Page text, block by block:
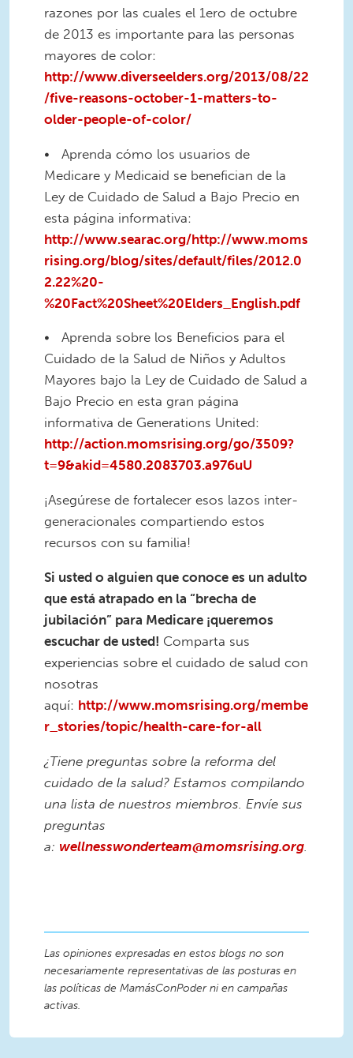
razones por las cuales el 1ero de octubre
de 2013 es importante para las personas
mayores de color:
http://www.diverseelders.org/2013/08/22
/five-reasons-october-1-matters-to-
older-people-of-color/
• Aprenda cómo los usuarios de
Medicare y Medicaid se benefician de la
Ley de Cuidado de Salud a Bajo Precio en
esta página informativa:
http://www.searac.org/http://www.moms
rising.org/blog/sites/default/files/2012.0
2.22%20-
%20Fact%20Sheet%20Elders_English.pdf
• Aprenda sobre los Beneficios para el
Cuidado de la Salud de Niños y Adultos
Mayores bajo la Ley de Cuidado de Salud a
Bajo Precio en esta gran página
informativa de Generations United:
http://action.momsrising.org/go/3509?
t=9&akid=4580.2083703.a976uU
¡Asegúrese de fortalecer esos lazos inter-
generacionales compartiendo estos
recursos con su familia!
Si usted o alguien que conoce es un adulto
que está atrapado en la “brecha de
jubilación” para Medicare ¡queremos
escuchar de usted! Comparta sus
experiencias sobre el cuidado de salud con
nosotras
aquí: http://www.momsrising.org/membe
r_stories/topic/health-care-for-all
¿Tiene preguntas sobre la reforma del
cuidado de la salud? Estamos compilando
una lista de nuestros miembros. Envíe sus
preguntas
a: wellnesswonderteam@momsrising.org
Las opiniones expresadas en estos blogs no son
necesariamente representativas de las posturas en
las políticas de MamásConPoder ni en campañas
activas.